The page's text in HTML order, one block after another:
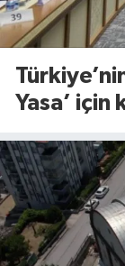
Yasa’